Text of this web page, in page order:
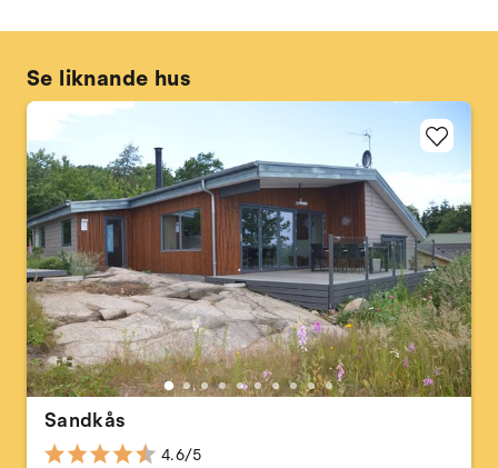
Se liknande hus
Sandkås
4.6/5